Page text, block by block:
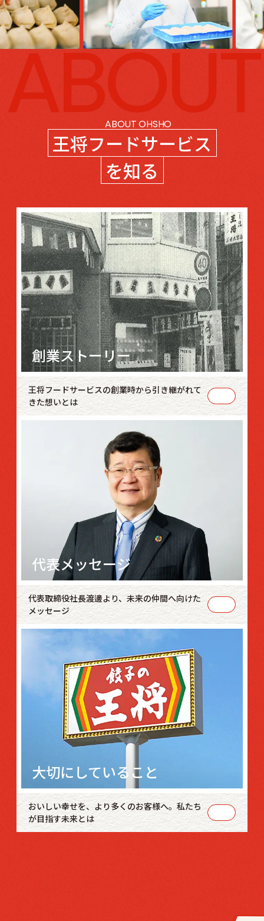
ABOUT
ABOUT OHSHO
王将フードサービス
を知る
創業ストーリー
王将フードサービスの創業時から引き継がれて
きた想いとは
代表メッセージ
代表取締役社長渡邊より、未来の仲間へ向けた
メッセージ
大切にしていること
おいしい幸せを、より多くのお客様へ。私たち
が目指す未来とは